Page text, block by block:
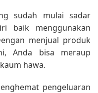
sudah mulai sadar
baik menggunakan
menjual produk
Anda bisa meraup
hawa.
pengeluaran